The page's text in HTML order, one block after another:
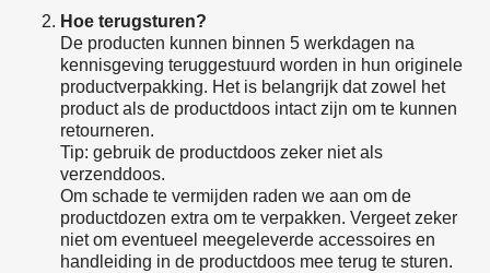
Hoe terugsturen?
De producten kunnen binnen 5 werkdagen na
kennisgeving teruggestuurd worden in hun originele
productverpakking. Het is belangrijk dat zowel het
product als de productdoos intact zijn om te kunnen
retourneren.
Tip: gebruik de productdoos zeker niet als
verzenddoos.
Om schade te vermijden raden we aan om de
productdozen extra om te verpakken. Vergeet zeker
niet om eventueel meegeleverde accessoires en
handleiding in de productdoos mee terug te sturen.